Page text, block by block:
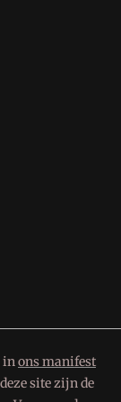
inons manifest
site zijn de